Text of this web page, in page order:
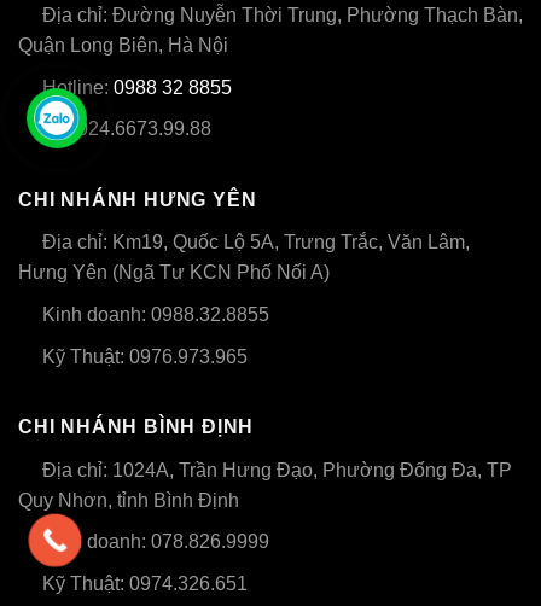
Địa chỉ: Đường Nuyễn Thời Trung, Phường Thạch Bàn,
Quận Long Biên, Hà Nội
Hotline: 0988 32 8855
Tel: 024.6673.99.88
CHI NHÁNH HƯNG YÊN
Địa chỉ: Km19, Quốc Lộ 5A, Trưng Trắc, Văn Lâm,
Hưng Yên (Ngã Tư KCN Phố Nối A)
Kinh doanh: 0988.32.8855
Kỹ Thuật: 0976.973.965
CHI NHÁNH BÌNH ĐỊNH
Địa chỉ: 1024A, Trần Hưng Đạo, Phường Đống Đa, TP
Quy Nhơn, tỉnh Bình Định
Kinh doanh: 078.826.9999
Kỹ Thuật: 0974.326.651